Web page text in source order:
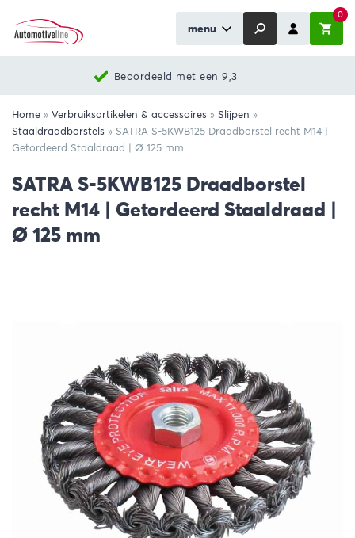
menu
0
Beoordeeld met een 9,3
Home » Verbruiksartikelen & accessoires » Slijpen »
Staaldraadborstels » SATRA S-5KWB125 Draadborstel recht M14 |
Getordeerd Staaldraad | Ø 125 mm
SATRA S-5KWB125 Draadborstel
recht M14 | Getordeerd Staaldraad |
Ø 125 mm